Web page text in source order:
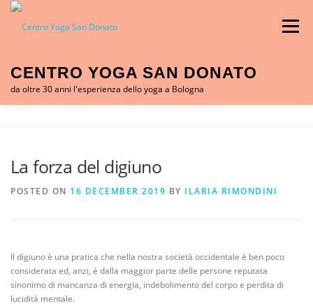
Skip to content
CENTRO YOGA SAN DONATO
da oltre 30 anni l'esperienza dello yoga a Bologna
Menu
CONTATTI BLOG
La forza del digiuno
POSTED ON 16 DECEMBER 2019 BY ILARIA RIMONDINI
Il digiuno è una pratica che nella nostra società occidentale è ben poco
considerata ed, anzi, è dalla maggior parte delle persone reputata
sinonimo di mancanza di energia, indebolimento del corpo e perdita di
lucidità mentale.